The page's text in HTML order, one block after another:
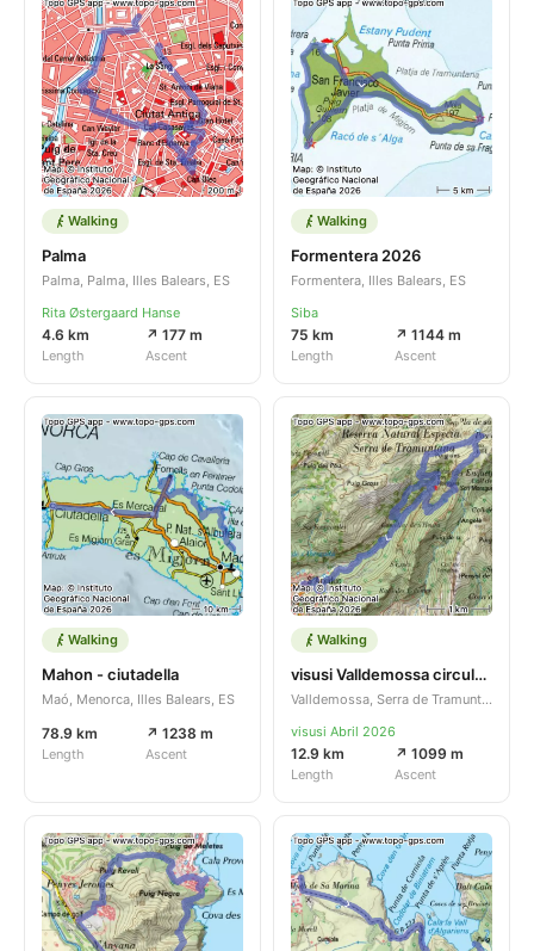
Walking
Palma
Palma, Palma, Illes Balears, ES
Rita Østergaard Hanse
4.6 km
Length
↗ 177 m
Ascent
Walking
Formentera 2026
Formentera, Illes Balears, ES
Siba
75 km
Length
↗ 1144 m
Ascent
Walking
Mahon - ciutadella
Maó, Menorca, Illes Balears, ES
78.9 km
Length
↗ 1238 m
Ascent
Walking
visusi Valldemossa circular 12,5 km
Valldemossa, Serra de Tramuntana, Illes Balears, ES
visusi Abril 2026
12.9 km
Length
↗ 1099 m
Ascent